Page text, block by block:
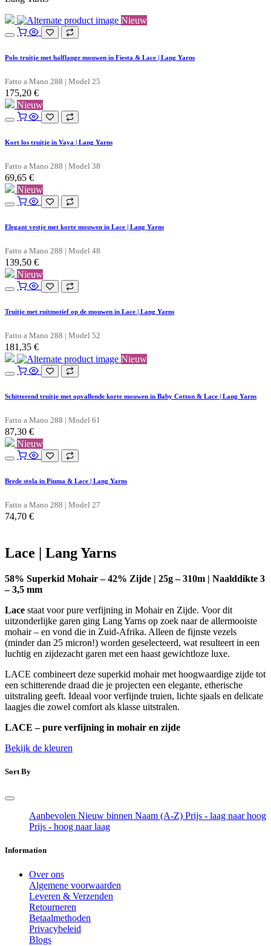
Nieuw
Polo truitje met halflange mouwen in Fiesta & Lace | Lang Yarns
Fatto a Mano 288 | Model 25
175,20 €
Nieuw
Kort los truitje in Vaya | Lang Yarns
Fatto a Mano 288 | Model 38
69,65 €
Nieuw
Elegant vestje met korte mouwen in Lace | Lang Yarns
Fatto a Mano 288 | Model 48
139,50 €
Nieuw
Truitje met ruitmotief op de mouwen in Lace | Lang Yarns
Fatto a Mano 288 | Model 52
181,35 €
Nieuw
Schitterend truitje met opvallende korte mouwen in Baby Cotton & Lace | Lang Yarns
Fatto a Mano 288 | Model 61
87,30 €
Nieuw
Brede stola in Piuma & Lace | Lang Yarns
Fatto a Mano 288 | Model 27
74,70 €
Lace | Lang Yarns
58% Superkid Mohair – 42% Zijde | 25g – 310m | Naalddikte 3
– 3,5 mm
Lace staat voor pure verfijning in Mohair en Zijde. Voor dit
uitzonderlijke garen ging Lang Yarns op zoek naar de allermooiste
mohair – en vond die in Zuid-Afrika. Alleen de fijnste vezels
(minder dan 25 micron!) worden geselecteerd, wat resulteert in een
luchtig en zijdezacht garen met een haast gewichtloze luxe.
LACE combineert deze superkid mohair met hoogwaardige zijde tot
een schitterende draad die je projecten een elegante, etherische
uitstraling geeft. Ideaal voor verfijnde truien, lichte sjaals en delicate
laagjes die zowel comfort als klasse uitstralen.
LACE – pure verfijning in mohair en zijde
Bekijk de kleuren
Sort By
Aanbevolen Nieuw binnen Naam (A-Z) Prijs - laag naar hoog
Prijs - hoog naar laag
Information
Over ons
Algemene voorwaarden
Leveren & Verzenden
Retourneren
Betaalmethoden
Privacybeleid
Blogs